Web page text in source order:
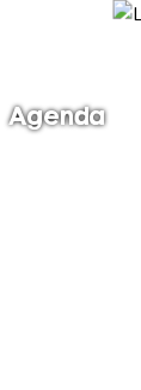
Agenda